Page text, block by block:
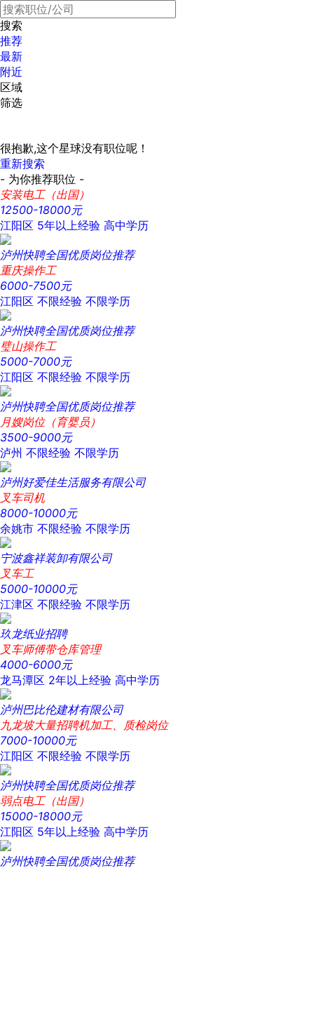
搜索
推荐
最新
附近
区域
筛选
很抱歉,这个星球没有职位呢！
重新搜索
- 为你推荐职位 -
安装电工（出国）
12500-18000元
江阳区 5年以上经验 高中学历
泸州快聘全国优质岗位推荐
重庆操作工
6000-7500元
江阳区 不限经验 不限学历
泸州快聘全国优质岗位推荐
璧山操作工
5000-7000元
江阳区 不限经验 不限学历
泸州快聘全国优质岗位推荐
月嫂岗位（育婴员）
3500-9000元
泸州 不限经验 不限学历
泸州好爱佳生活服务有限公司
叉车司机
8000-10000元
余姚市 不限经验 不限学历
宁波鑫祥装卸有限公司
叉车工
5000-10000元
江津区 不限经验 不限学历
玖龙纸业招聘
叉车师傅带仓库管理
4000-6000元
龙马潭区 2年以上经验 高中学历
泸州巴比伦建材有限公司
九龙坡大量招聘机加工、质检岗位
7000-10000元
江阳区 不限经验 不限学历
泸州快聘全国优质岗位推荐
弱点电工（出国）
15000-18000元
江阳区 5年以上经验 高中学历
泸州快聘全国优质岗位推荐